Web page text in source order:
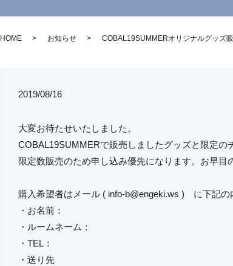
HOME お知らせ COBAL19SUMMERオリジナルグッズ販
2019/08/16
大変お待たせいたしました。
COBAL19SUMMERで販売しましたグッズと限定の
限定数販売のため申し込み優先になります。お早目
購入希望者はメール ( info-b@engeki.ws ) に下記の
・お名前：
・ルームネーム：
・TEL：
・送り先